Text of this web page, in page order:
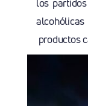
productos